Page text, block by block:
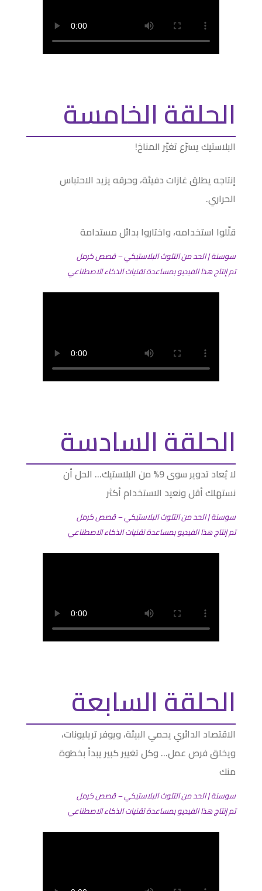
الحلقة الخامسة
البلاستيك يسرّع تغيّر المناخ!
إنتاجه يطلق غازات دفيئة، وحرقه يزيد الاحتباس
الحراري.
قلّلوا استخدامه، واختاروا بدائل مستدامة
سوسنة | الحد من التلوث البلاستيكي – قصص كرمل
تم إنتاج هذا الفيديو بمساعدة تقنيات الذكاء الاصطناعي
الحلقة السادسة
لا يُعاد تدوير سوى 9% من البلاستيك… الحل أن
نستهلك أقل ونعيد الاستخدام أكثر
سوسنة | الحد من التلوث البلاستيكي – قصص كرمل
تم إنتاج هذا الفيديو بمساعدة تقنيات الذكاء الاصطناعي
الحلقة السابعة
الاقتصاد الدائري يحمي البيئة، ويوفر تريليونات،
ويخلق فرص عمل… وكل تغيير كبير يبدأ بخطوة
منك
سوسنة | الحد من التلوث البلاستيكي – قصص كرمل
تم إنتاج هذا الفيديو بمساعدة تقنيات الذكاء الاصطناعي